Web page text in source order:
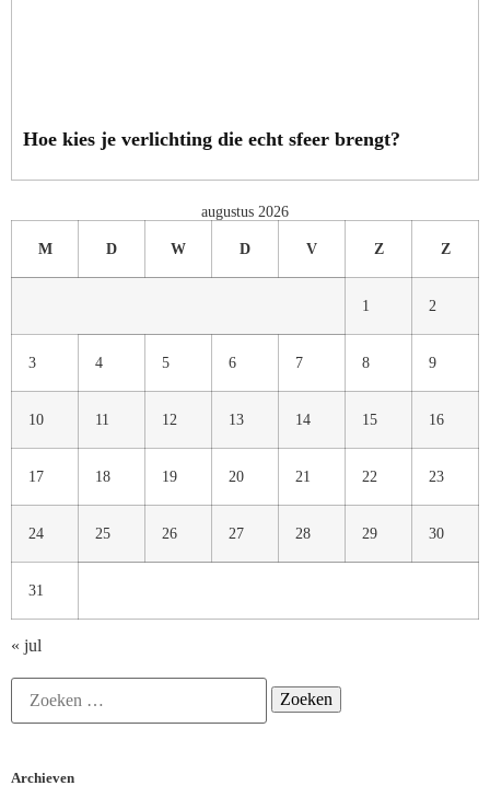
Hoe kies je verlichting die echt sfeer brengt?
augustus 2026
M D W D V Z Z
1 2
3 4 5 6 7 8 9
10 11 12 13 14 15 16
17 18 19 20 21 22 23
24 25 26 27 28 29 30
31
« jul
Archieven